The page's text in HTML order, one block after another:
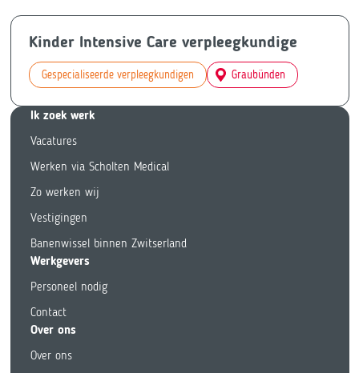
Kinder Intensive Care verpleegkundige
Gespecialiseerde verpleegkundigen Graubünden
Ik zoek werk
Vacatures
Werken via Scholten Medical
Zo werken wij
Vestigingen
Banenwissel binnen Zwitserland
Werkgevers
Personeel nodig
Contact
Over ons
Over ons